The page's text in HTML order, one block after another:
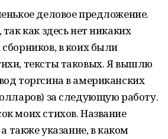
деловое предложение.
как здесь нет никаких
в коих были
тексты таковых. Я вышлю
торгсина в американских
за следующую работу.
моих стихов. Название
также указание, в каком